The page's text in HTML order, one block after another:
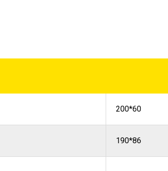
200*60
190*86